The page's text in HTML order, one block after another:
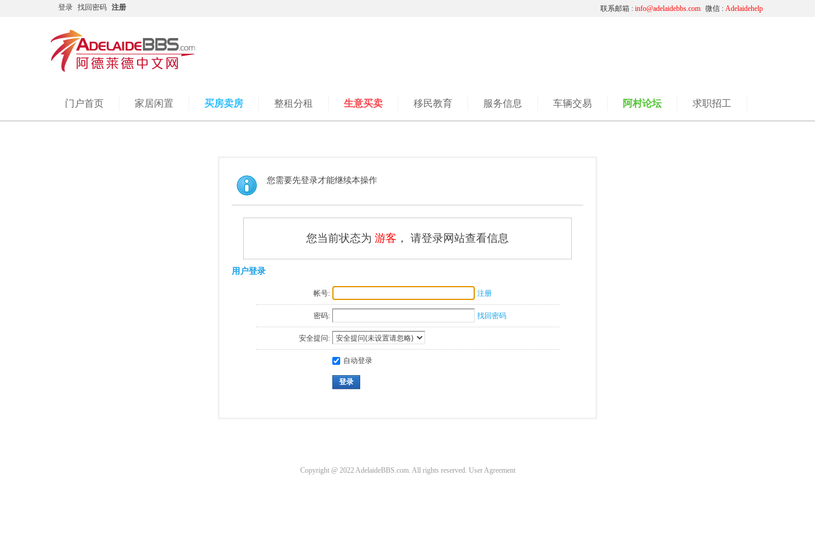
登录 找回密码 注册 微信 : Adelaidehelp
联系邮箱 : info@adelaidebbs.com
门户首页 家居闲置 买房卖房 整租分租 生意买卖 移民教育 服务信息 车辆交易 阿村论坛 求职招工
您需要先登录才能继续本操作
您当前状态为 游客 ， 请登录网站查看信息
用户登录
帐号: 注册
密码: 找回密码
安全提问:
自动登录
登录
Copyright @ 2022 AdelaideBBS.com. All rights reserved. User Agreement